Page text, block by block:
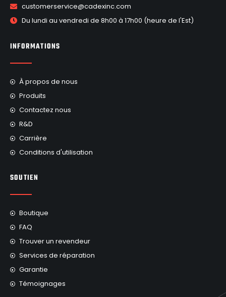
customerservice@cadexinc.com
Du lundi au vendredi de 8h00 à 17h00 (heure de l'Est)
INFORMATIONS
À propos de nous
Produits
Contactez nous
R&D
Carrière
Conditions d'utilisation
SOUTIEN
Boutique
FAQ
Trouver un revendeur
Services de réparation
Garantie
Témoignages